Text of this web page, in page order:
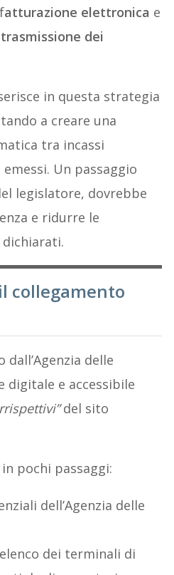
atturazione elettronica e
dei
in questa strategia
a creare una
tra incassi
Un passaggio
legislatore, dovrebbe
e ridurre le
dichiarati.
collegamento
delle
digitale e accessibile
del sito
pochi passaggi:
dell’Agenzia delle
dei terminali di